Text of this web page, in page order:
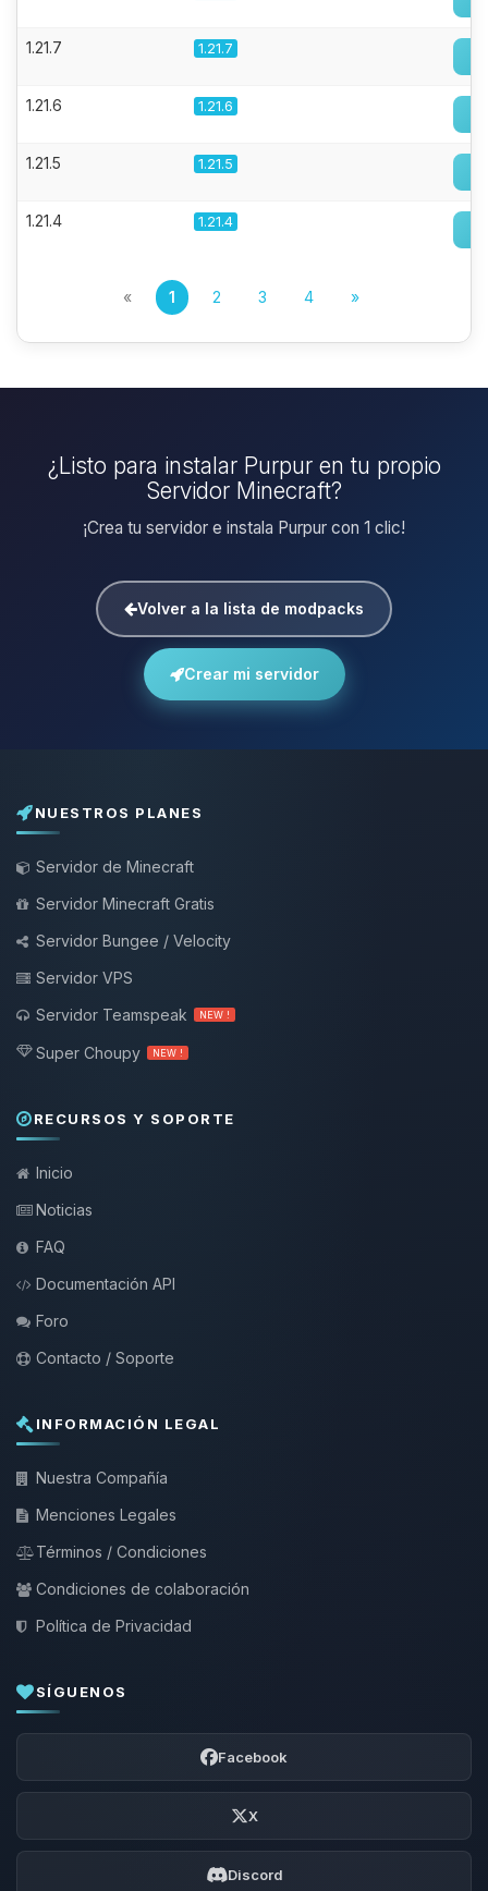
1.21.7 1.21.7
1.21.6 1.21.6
1.21.5 1.21.5
1.21.4 1.21.4
« 1 2 3 4 »
¿Listo para instalar Purpur en tu propio
Servidor Minecraft?
¡Crea tu servidor e instala Purpur con 1 clic!
Volver a la lista de modpacks
Crear mi servidor
NUESTROS PLANES
Servidor de Minecraft
Servidor Minecraft Gratis
Servidor Bungee / Velocity
Servidor VPS
Servidor Teamspeak
NEW !
Super Choupy NEW !
RECURSOS Y SOPORTE
Inicio
Noticias
FAQ
Documentación API
Foro
Contacto / Soporte
INFORMACIÓN LEGAL
Nuestra Compañía
Menciones Legales
Términos / Condiciones
Condiciones de colaboración
Política de Privacidad
SÍGUENOS
Facebook
X
Discord